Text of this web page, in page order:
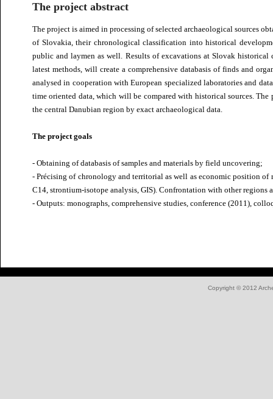
The project abstract
The project is aimed in processing of selected archaeological sources
of Slovakia, their chronological classification into historical
public and laymen as well. Results of excavations at Slovak historical
latest methods, will create a comprehensive databasis of finds and
analysed in cooperation with European specialized laboratories and
time oriented data, which will be compared with historical sources.
the central Danubian region by exact archaeological data.
The project goals
- Obtaining of databasis of samples and materials by field uncovering;
- Précising of chronology and territorial as well as economic position
C14, strontium-isotope analysis, GIS). Confrontation with other regions
- Outputs: monographs, comprehensive studies, conference (2011),
Copyright © 2012